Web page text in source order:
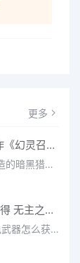
更多
魔镜物语原班团队暗黑新作《幻灵召唤师》来袭！预约开启！
由《魔镜物语》原班团队打造的暗黑猎奇故事放置卡牌手游《幻灵召唤师》预约现已正式开启！游戏以美杜莎诅咒侵
无主之地2橙色武器怎么获得 无主之地3橙色武器排名及获得方法
大家好，关于无主之地2橙色武器怎么获得很多朋友都还不太明白，今天小编就来为大家分享关于无主之地3橙色武器排